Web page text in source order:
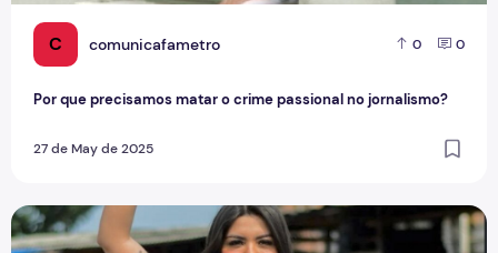
C comunicafametro 0 0
Por que precisamos matar o crime passional no jornalismo?
27 de May de 2025
A gente não quer só comida